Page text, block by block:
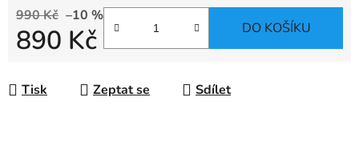
990 Kč –10 %
890 Kč DO KOŠÍKU
Tisk Zeptat se Sdílet